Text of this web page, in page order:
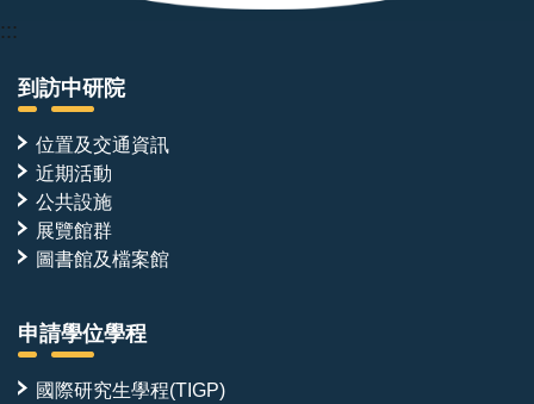
:::
到訪中研院
位置及交通資訊
近期活動
公共設施
展覽館群
圖書館及檔案館
申請學位學程
國際研究生學程(TIGP)